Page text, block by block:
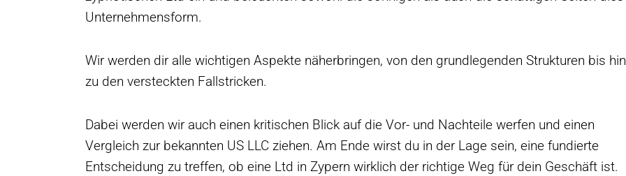
Unternehmensform.
Wir werden dir alle wichtigen Aspekte näherbringen, von den grundlegenden Strukturen bis hin
zu den versteckten Fallstricken.
Dabei werden wir auch einen kritischen Blick auf die Vor- und Nachteile werfen und einen
Vergleich zur bekannten US LLC ziehen. Am Ende wirst du in der Lage sein, eine fundierte
Entscheidung zu treffen, ob eine Ltd in Zypern wirklich der richtige Weg für dein Geschäft ist.